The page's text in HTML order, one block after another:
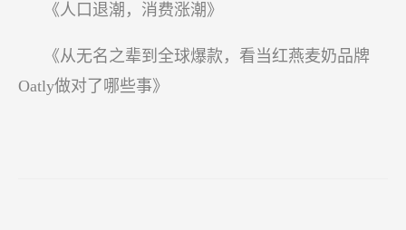
《人口退潮，消费涨潮》
《从无名之辈到全球爆款，看当红燕麦奶品牌
Oatly做对了哪些事》